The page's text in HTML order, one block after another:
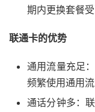
期内更换套餐受
联通卡的优势
通用流量充足
频繁使用通用流
通话分钟多：